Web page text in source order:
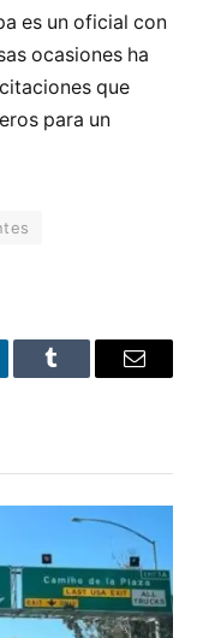
es un oficial con
ocasiones ha
que
para un
Tumblr Email